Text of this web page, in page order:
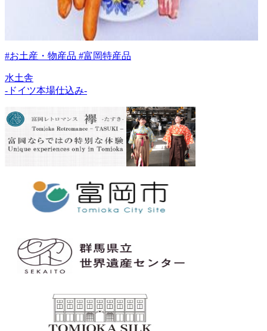
#お土産・物産品 #富岡特産品
水土舎
-ドイツ本場仕込み-